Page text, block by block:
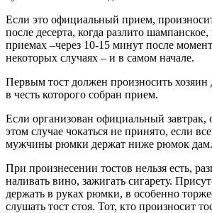
Если это официальный прием,
после десерта, когда разлито
приемах –через 10-15 минут после
некоторых случаях – и в самом начале.
Первым тост должен произносить хозяин
в честь которого собран прием.
Если организован официальный
этом случае чокаться не принято, если
мужчины рюмки держат ниже рюмок дам.
При произнесении тостов нельзя есть,
наливать вино, зажигать сигарету.
держать в руках рюмки, в особенно
слушать тост стоя. Тот, кто произносит